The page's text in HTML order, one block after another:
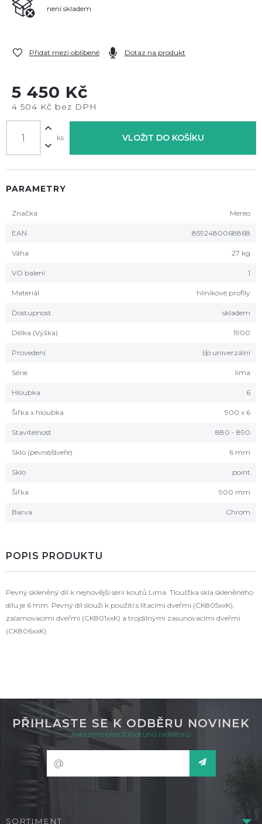
není skladem
Přidat mezi oblíbené Dotaz na produkt
5 450 Kč
4 504 Kč bez DPH
ks VLOŽIT DO KOŠÍKU
PARAMETRY
Značka Mereo
EAN 8592480068868
Váha 27 kg
VO balení 1
Materiál hliníkové profily
Dostupnost skladem
Délka (Výška) 1900
Provedení l/p univerzální
Série lima
Hloubka 6
Šířka x hloubka 900 x 6
Stavitelnost 880 - 890
Sklo (pevné/dveře) 6 mm
Sklo point
Šířka 900 mm
Barva Chrom
POPIS PRODUKTU
Pevný skleněný díl k nejnovější sérii koutů Lima. Tloušťka skla skleněného
dílu je 6 mm. Pevný díl slouží k použití s lítacími dveřmi (CK805xxK),
zalamovacími dveřmi (CK801xxK) a trojdílnými zasunovacími dveřmi
(CK806xxK).
PŘIHLASTE SE K ODBĚRU NOVINEK
nabízíme přes 200 druhů radiátorů
SORTIMENT